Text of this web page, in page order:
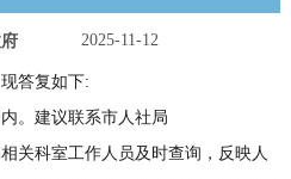
2025-11-12
答复如下:
。建议联系市人社局
关科室工作人员及时查询，反映人